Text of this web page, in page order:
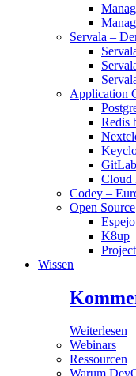
Servala –
Application
Redis
Cloud
Codey –
Open Source
K8up
Wissen
Weiterlesen
Webinars
Ressourcen